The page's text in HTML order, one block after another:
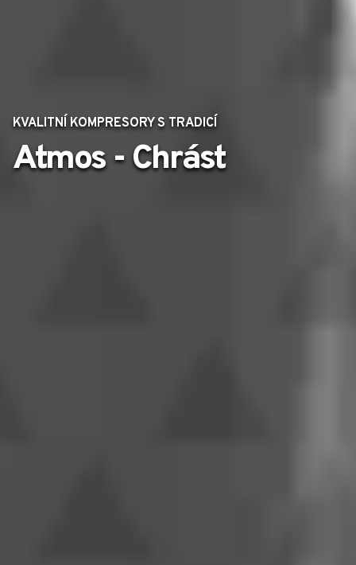
KVALITNÍ KOMPRESORY S TRADICÍ
Atmos - Chrást